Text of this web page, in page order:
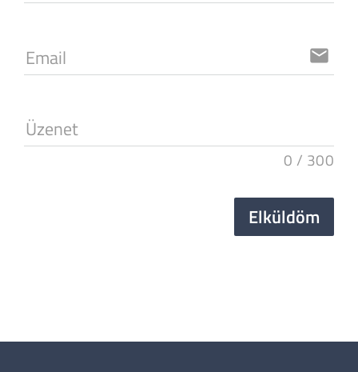
Email email
Üzenet
0 / 300
Elküldöm